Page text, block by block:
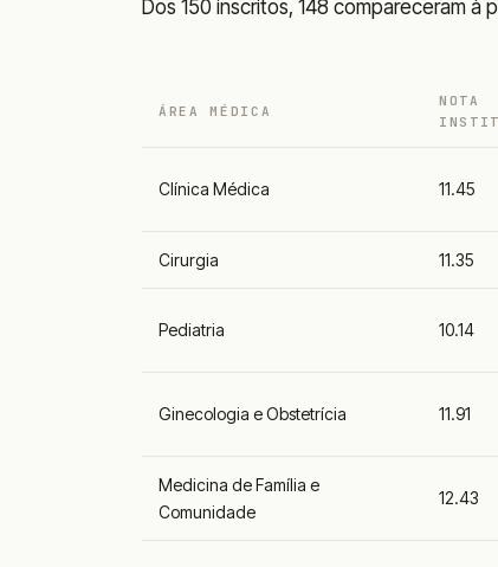
Dos 150 inscritos, 148 compareceram
ÁREA MÉDICA
NOTA
Clínica Médica 11.45
Cirurgia 11.35
Pediatria 10.14
Ginecologia e Obstetrícia 11.91
Medicina de Família e
Comunidade
12.43